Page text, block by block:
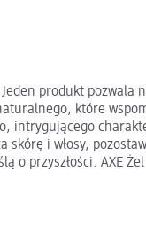
produkt pozwala
które
intrygującego
i włosy,
o przyszłości. AXE